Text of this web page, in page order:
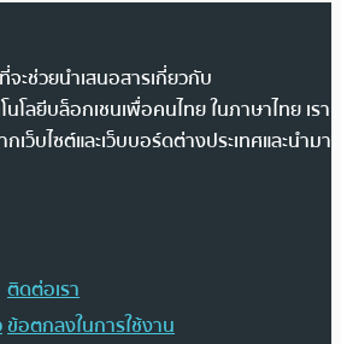
ะช่วยนำเสนอสารเกี่ยวกับ
โลยีบล็อกเชนเพื่อคนไทย ในภาษาไทย เรา
ว็บไซต์และเว็บบอร์ดต่างประเทศและนำมา
ติดต่อเรา
ข้อตกลงในการใช้งาน